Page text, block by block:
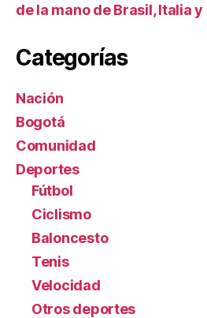
de la mano de Brasil, Italia
Categorías
Nación
Bogotá
Comunidad
Deportes
Fútbol
Ciclismo
Baloncesto
Tenis
Velocidad
Otros deportes